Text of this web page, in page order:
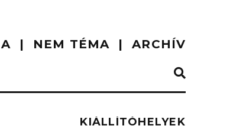
NEM TÉMA ARCHÍV
KIÁLLÍTÓHELYEK